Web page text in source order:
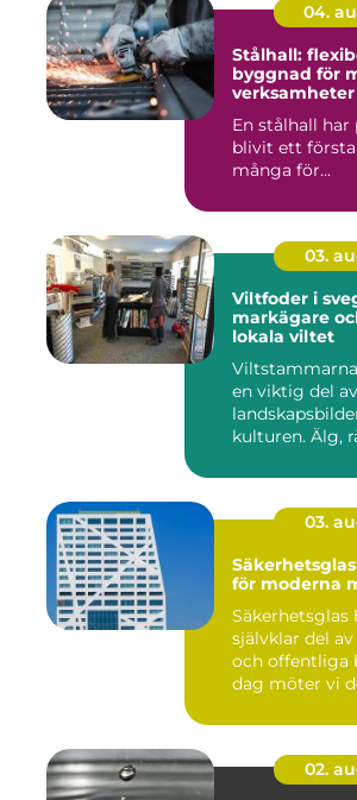
04.
Stålhall:
byggnad för
verksamheter
En stålhall
blivit ett
många för...
03.
Viltfoder i sveg så
markägare
lokala viltet
en viktig del
kulturen. Älg,
03.
Säkerhetsglas tryggt glas
för moderna
Säkerhetsglas
självklar del
och offentliga
dag möter vi
02.